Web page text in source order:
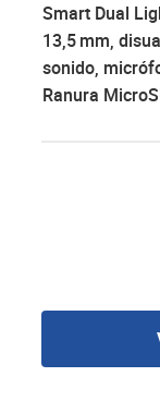
Smart Dual
13,5 mm,
sonido,
Ranura